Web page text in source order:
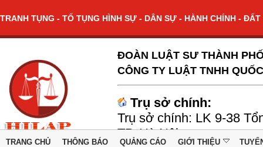
TRANH TỤNG - TỐ TỤNG HÌNH SỰ - DÂN SỰ - HÀNH CHÍNH -
ĐOÀN LUẬT SƯ THÀNH
CÔNG TY LUẬT TNHH
Trụ sở chính:
Trụ sở chính: LK 9-38
TP. Hà Nội
TRANG CHỦ THÔNG BÁO QUẢNG CÁO GIỚI THIỆU